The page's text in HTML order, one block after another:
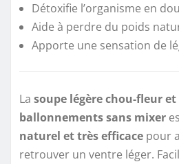
Détoxifie l’organisme en
Aide à perdre du poids
Apporte une sensation de
La soupe légère chou-fleur
ballonnements sans mixer
naturel et très efficace pour
retrouver un ventre léger.